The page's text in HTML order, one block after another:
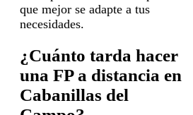
que mejor se adapte a tus
necesidades.
¿Cuánto tarda hacer
una FP a distancia en
Cabanillas del